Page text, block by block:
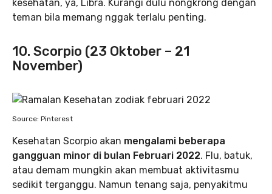
kesehatan, ya, Libra. Kurangi dulu nongkrong dengan
teman bila memang nggak terlalu penting.
10. Scorpio (23 Oktober – 21
November)
Source: Pinterest
Kesehatan Scorpio akan mengalami beberapa
gangguan minor di bulan Februari 2022. Flu, batuk,
atau demam mungkin akan membuat aktivitasmu
sedikit terganggu. Namun tenang saja, penyakitmu